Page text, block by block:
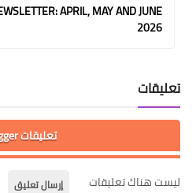
APRIL, MAY AND JUNE
2026
تعليقات
تعليقات Blogger
ليست هناك تعليقات إرسال تعليق